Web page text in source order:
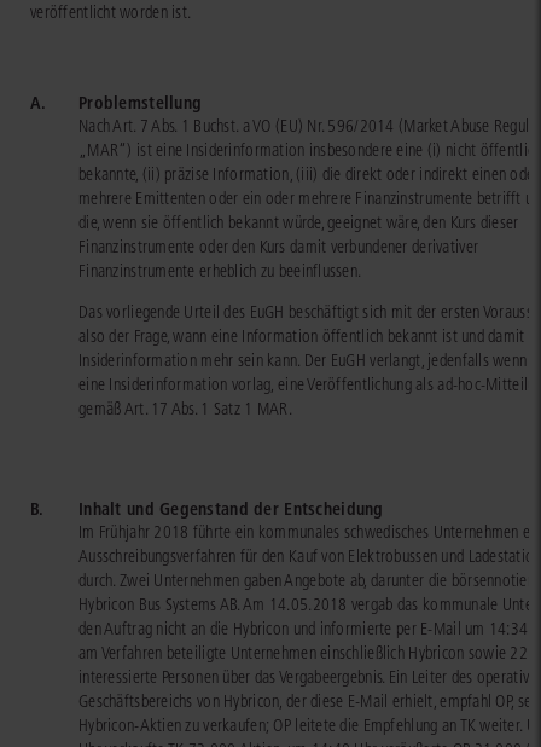
veröffentlicht worden ist.
A. Problemstellung
Nach Art. 7 Abs. 1 Buchst. a VO (EU) Nr. 596/2014 (Market Abuse
„MAR“) ist eine Insiderinformation insbesondere eine (i) nicht öffentlich
bekannte, (ii) präzise Information, (iii) die direkt oder indirekt einen oder
mehrere Emittenten oder ein oder mehrere Finanzinstrumente betrifft
die, wenn sie öffentlich bekannt würde, geeignet wäre, den Kurs dieser
Finanzinstrumente oder den Kurs damit verbundener derivativer
Finanzinstrumente erheblich zu beeinflussen.
Das vorliegende Urteil des EuGH beschäftigt sich mit der ersten
also der Frage, wann eine Information öffentlich bekannt ist und damit
Insiderinformation mehr sein kann. Der EuGH verlangt, jedenfalls wenn
eine Insiderinformation vorlag, eine Veröffentlichung als ad-hoc-
gemäß Art. 17 Abs. 1 Satz 1 MAR.
B. Inhalt und Gegenstand der Entscheidung
Im Frühjahr 2018 führte ein kommunales schwedisches Unternehmen ein
Ausschreibungsverfahren für den Kauf von Elektrobussen und
durch. Zwei Unternehmen gaben Angebote ab, darunter die
Hybricon Bus Systems AB. Am 14.05.2018 vergab das kommunale
den Auftrag nicht an die Hybricon und informierte per E-Mail um 14:34
am Verfahren beteiligte Unternehmen einschließlich Hybricon sowie 22
interessierte Personen über das Vergabeergebnis. Ein Leiter des
Geschäftsbereichs von Hybricon, der diese E-Mail erhielt, empfahl OP,
Hybricon-Aktien zu verkaufen; OP leitete die Empfehlung an TK weiter.